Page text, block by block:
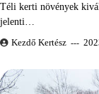
Téli kerti növények
jelenti…
Kezdő Kertész